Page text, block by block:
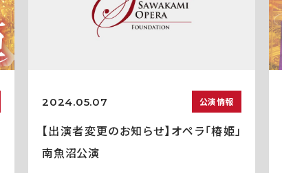
2024.05.07 公演情報
【出演者変更のお知らせ】オペラ「椿姫」
南魚沼公演